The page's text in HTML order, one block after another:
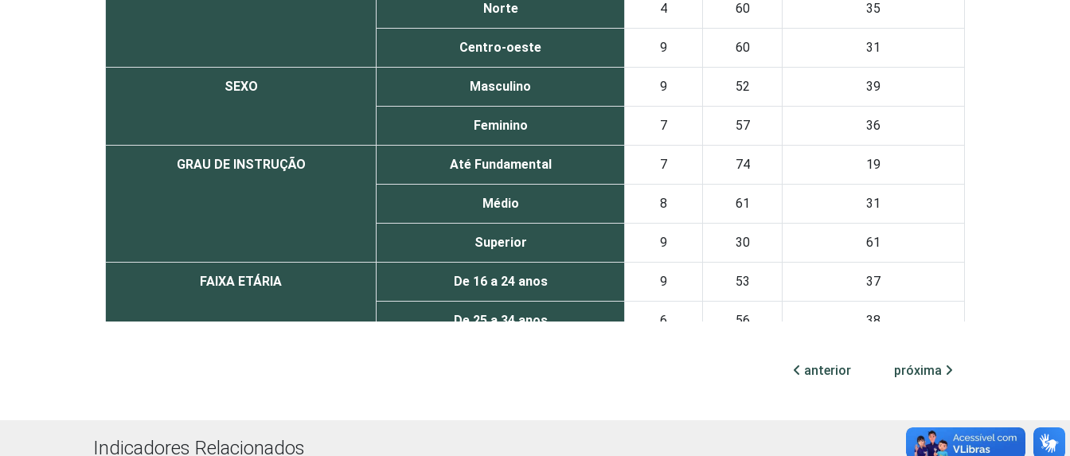
Norte 4 60 35
Centro-oeste 9 60 31
SEXO Masculino 9 52 39
Feminino 7 57 36
GRAU DE INSTRUÇÃO Até Fundamental 7 74 19
Médio 8 61 31
Superior 9 30 61
FAIXA ETÁRIA De 16 a 24 anos 9 53 37
De 25 a 34 anos 6 56 38
anterior próxima
Indicadores Relacionados